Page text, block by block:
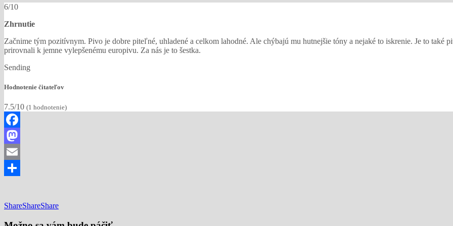
6/10
Zhrnutie
Začnime tým pozitívnym. Pivo je dobre piteľné, uhladené a celkom lahodné. Ale chýbajú mu hutnejšie tóny a nejaké to iskrenie. Je to také
prirovnali k jemne vylepšenému europivu. Za nás je to šestka.
Sending
Hodnotenie čitateľov
7.5/10 (1 hodnotenie)
Facebook
Mastodon
Email
ShareShareShare